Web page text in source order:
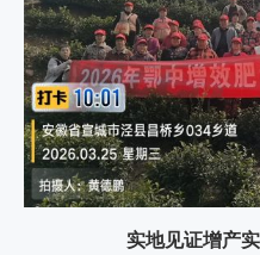
实地见证增产